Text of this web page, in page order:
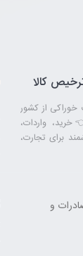
کالا
خوراکی از کشور
تاریخ: 24/9/1397 شماره: 246917/60 👈خرید، واردات،
برای تجارت،